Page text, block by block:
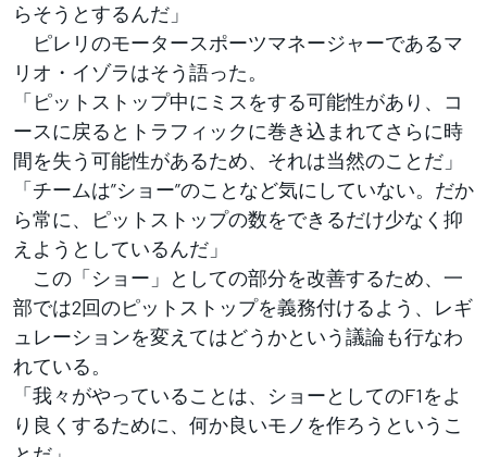
らそうとするんだ」
ピレリのモータースポーツマネージャーであるマ
リオ・イゾラはそう語った。
「ピットストップ中にミスをする可能性があり、コ
ースに戻るとトラフィックに巻き込まれてさらに時
間を失う可能性があるため、それは当然のことだ」
「チームは”ショー”のことなど気にしていない。だか
ら常に、ピットストップの数をできるだけ少なく抑
えようとしているんだ」
この「ショー」としての部分を改善するため、一
部では2回のピットストップを義務付けるよう、レギ
ュレーションを変えてはどうかという議論も行なわ
れている。
「我々がやっていることは、ショーとしてのF1をよ
り良くするために、何か良いモノを作ろうというこ